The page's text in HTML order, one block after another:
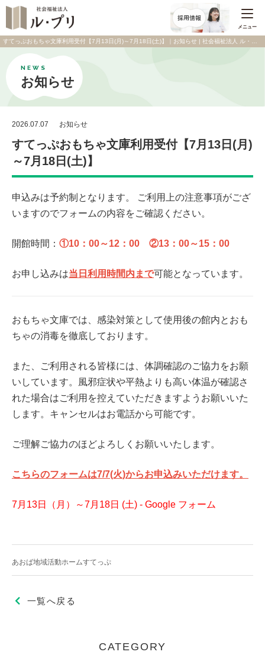
メニュー
NEWS
お知らせ
2026.07.07 お知らせ
すてっぷおもちゃ文庫利用受付【7月13日(月)
～7月18日(土)】
申込みは予約制となります。 ご利用上の注意事項がござ
いますのでフォームの内容をご確認ください。
開館時間： ①10：00～12：00 ②13：00～15：00
お申し込みは当日利用時間内まで可能となっています。
おもちゃ文庫では、感染対策として使用後の館内とおも
ちゃの消毒を徹底しております。
また、ご利用される皆様には、体調確認のご協力をお願
いしています。風邪症状や平熱よりも高い体温が確認さ
れた場合はご利用を控えていただきますようお願いいた
します。キャンセルはお電話から可能です。
ご理解ご協力のほどよろしくお願いいたします。
こちらのフォームは7/7(火)からお申込みいただけます。
7月13日（月）～7月18日 (土) - Google フォーム
あおば地域活動ホームすてっぷ
一覧へ戻る
CATEGORY